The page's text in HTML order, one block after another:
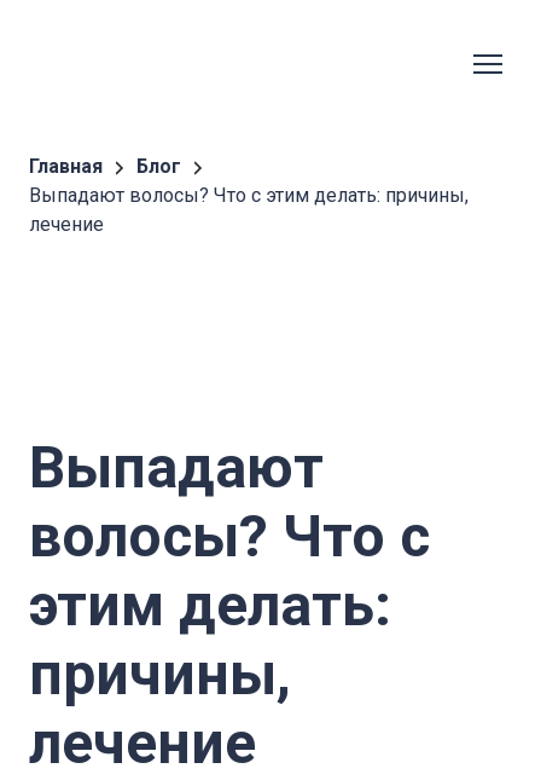
Главная
Блог
Выпадают волосы? Что с этим делать: причины,
лечение
Выпадают
волосы? Что с
этим делать:
причины,
лечение